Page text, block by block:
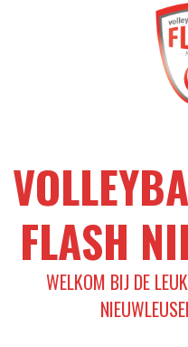
FLASH
WELKOM BIJ DE